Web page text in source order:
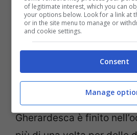
hanno imparato a
distinto inizialmente
della casa, attirando
donne del loft di
quella di Jessica. Dopo
però, il nipote di
Gherardesca è finito
of legitimate interest, which you can
your options below. Look for a link at
or in the site menu to manage or
and cookie settings.
Consent
Manage